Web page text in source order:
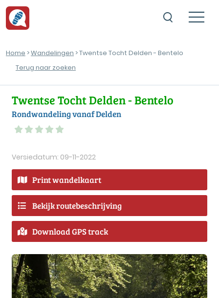
Home >Wandelingen > Twentse Tocht Delden - Bentelo
Terug naar zoeken
Twentse Tocht Delden - Bentelo
Rondwandeling vanaf Delden
Versiedatum: 09-11-2022
Print wandelkaart
Bekijk routebeschrijving
Download GPS track